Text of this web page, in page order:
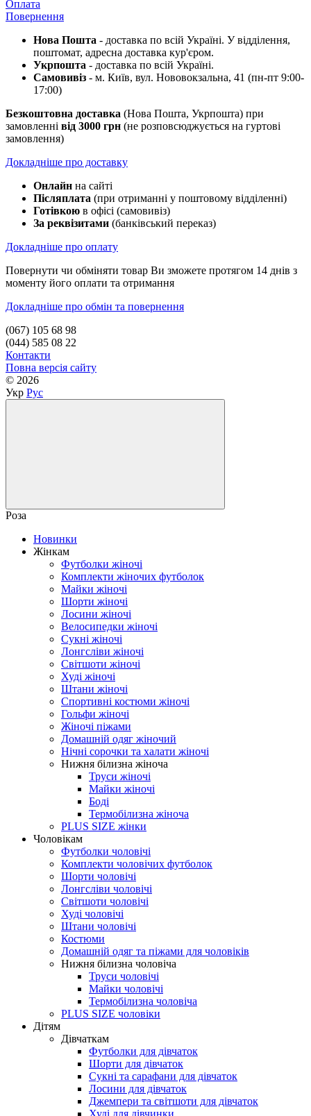
Оплата
Повернення
Нова Пошта - доставка по всій Україні. У відділення,
поштомат, адресна доставка кур'єром.
Укрпошта - доставка по всій Україні.
Самовивіз - м. Київ, вул. Нововокзальна, 41 (пн-пт 9:00-
17:00)
Безкоштовна доставка (Нова Пошта, Укрпошта) при
замовленні від 3000 грн (не розповсюджується на гуртові
замовлення)
Докладніше про доставку
Онлайн на сайті
Післяплата (при отриманні у поштовому відділенні)
Готівкою в офісі (самовивіз)
За реквізитами (банківський переказ)
Докладніше про оплату
Повернути чи обміняти товар Ви зможете протягом 14 днів з
моменту його оплати та отримання
Докладніше про обмін та повернення
(067) 105 68 98
(044) 585 08 22
Контакти
Повна версія сайту
© 2026
Укр Рус
Роза
Новинки
Жінкам
Футболки жіночі
Комплекти жіночих футболок
Майки жіночі
Шорти жіночі
Лосини жіночі
Велосипедки жіночі
Сукні жіночі
Лонгсліви жіночі
Світшоти жіночі
Худі жіночі
Штани жіночі
Спортивні костюми жіночі
Гольфи жіночі
Жіночі піжами
Домашній одяг жіночий
Нічні сорочки та халати жіночі
Нижня білизна жіноча
Труси жіночі
Майки жіночі
Боді
Термобілизна жіноча
PLUS SIZE жінки
Чоловікам
Футболки чоловічі
Комплекти чоловічих футболок
Шорти чоловічі
Лонгсліви чоловічі
Світшоти чоловічі
Худі чоловічі
Штани чоловічі
Костюми
Домашній одяг та піжами для чоловіків
Нижня білизна чоловіча
Труси чоловічі
Майки чоловічі
Термобілизна чоловіча
PLUS SIZE чоловіки
Дітям
Дівчаткам
Футболки для дівчаток
Шорти для дівчаток
Сукні та сарафани для дівчаток
Лосини для дівчаток
Джемпери та світшоти для дівчаток
Худі для дівчинки